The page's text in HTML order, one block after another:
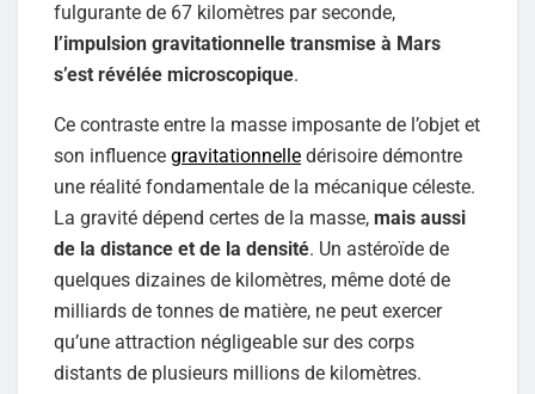
fulgurante de 67 kilomètres par seconde,
l’impulsion gravitationnelle transmise à Mars
s’est révélée microscopique.
Ce contraste entre la masse imposante de l’objet et
son influence gravitationnelle dérisoire démontre
une réalité fondamentale de la mécanique céleste.
La gravité dépend certes de la masse, mais aussi
de la distance et de la densité. Un astéroïde de
quelques dizaines de kilomètres, même doté de
milliards de tonnes de matière, ne peut exercer
qu’une attraction négligeable sur des corps
distants de plusieurs millions de kilomètres.